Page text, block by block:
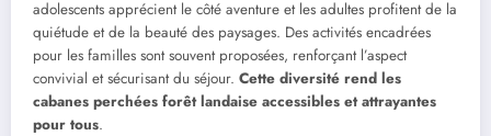
adolescents apprécient le côté aventure et les adultes profitent de la
quiétude et de la beauté des paysages. Des activités encadrées
pour les familles sont souvent proposées, renforçant l’aspect
convivial et sécurisant du séjour. Cette diversité rend les
cabanes perchées forêt landaise accessibles et attrayantes
pour tous.